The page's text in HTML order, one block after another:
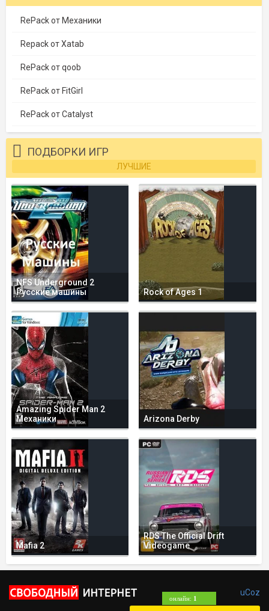
RePack от Механики
Repack от Xatab
RePack от qoob
RePack от FitGirl
RePack от Catalyst
ПОДБОРКИ ИГР
ЛУЧШИЕ
NFS Underground 2
Русские машины
Rock of Ages 1
Amazing Spider Man 2
Механики
Arizona Derby
Mafia 2
RDS The Official Drift
Videogame
онлайн: 1
uCoz